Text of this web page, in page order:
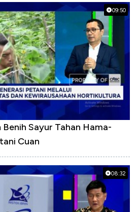
09:50
Sayur Tahan Hama-
Cuan
08:32